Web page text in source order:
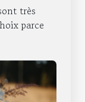
très
parce